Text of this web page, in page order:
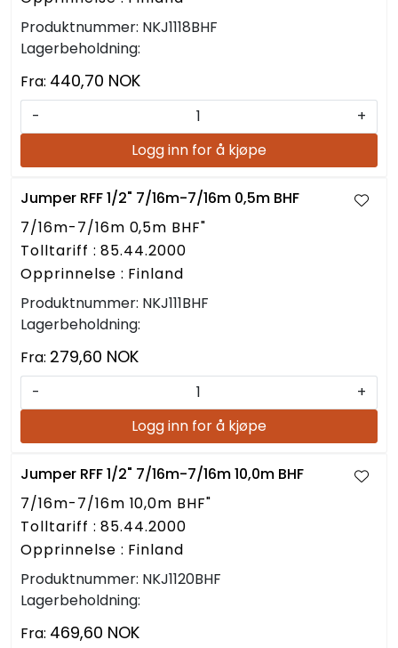
Produktnummer: NKJ1118BHF
Lagerbeholdning:
Fra: 440,70 NOK
-
+
Logg inn for å kjøpe
Jumper RFF 1/2" 7/16m-7/16m 0,5m BHF
7/16m-7/16m 0,5m BHF"
Tolltariff : 85.44.2000
Opprinnelse : Finland
Produktnummer: NKJ111BHF
Lagerbeholdning:
Fra: 279,60 NOK
-
+
Logg inn for å kjøpe
Jumper RFF 1/2" 7/16m-7/16m 10,0m BHF
7/16m-7/16m 10,0m BHF"
Tolltariff : 85.44.2000
Opprinnelse : Finland
Produktnummer: NKJ1120BHF
Lagerbeholdning:
Fra: 469,60 NOK